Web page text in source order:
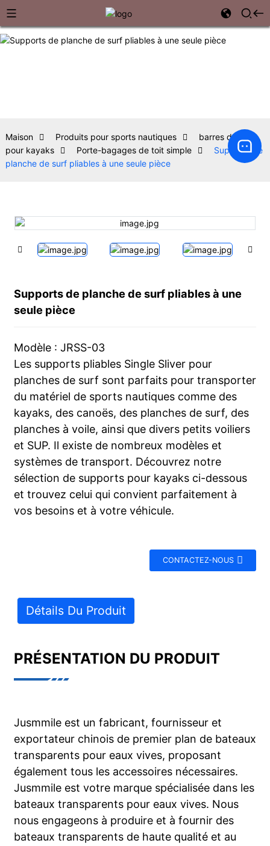
Maison Produits pour sports nautiques
barres de toit
pour kayaks
Porte-bagages de toit simple
Supports de
planche de surf pliables à une seule pièce
Supports de planche de surf pliables à une
seule pièce
Modèle : JRSS-03
Les supports pliables Single Sliver pour
planches de surf sont parfaits pour transporter
du matériel de sports nautiques comme des
kayaks, des canoës, des planches de surf, des
planches à voile, ainsi que divers petits voiliers
et SUP. Il existe de nombreux modèles et
systèmes de transport. Découvrez notre
sélection de supports pour kayaks ci-dessous
et trouvez celui qui convient parfaitement à
vos besoins et à votre véhicule.
CONTACTEZ-NOUS
Détails Du Produit
PRÉSENTATION DU PRODUIT
Jusmmile est un fabricant, fournisseur et
exportateur chinois de premier plan de bateaux
transparents pour eaux vives, proposant
également tous les accessoires nécessaires.
Jusmmile est votre marque spécialisée dans les
bateaux transparents pour eaux vives. Nous
nous engageons à produire et à fournir des
bateaux transparents de haute qualité et au